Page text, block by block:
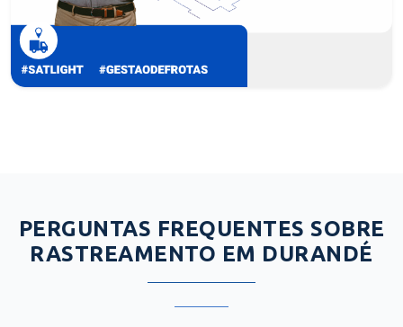
PERGUNTAS FREQUENTES SOBRE
RASTREAMENTO EM DURANDÉ